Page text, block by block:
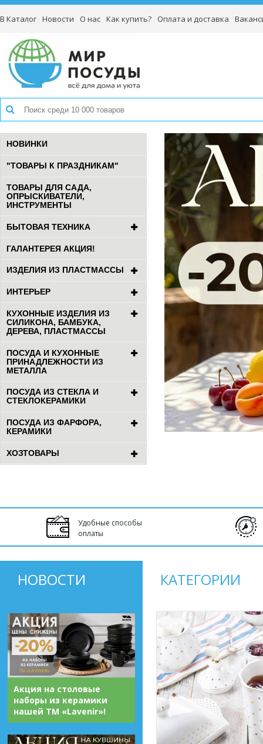
В Каталог Новости О нас Как купить? Оплата и доставка
НОВИНКИ
"ТОВАРЫ К ПРАЗДНИКАМ"
ТОВАРЫ ДЛЯ САДА,
ОПРЫСКИВАТЕЛИ,
ИНСТРУМЕНТЫ
БЫТОВАЯ ТЕХНИКА
ГАЛАНТЕРЕЯ АКЦИЯ!
ИЗДЕЛИЯ ИЗ ПЛАСТМАССЫ
ИНТЕРЬЕР
КУХОННЫЕ ИЗДЕЛИЯ ИЗ
СИЛИКОНА, БАМБУКА,
ДЕРЕВА, ПЛАСТМАССЫ
ПОСУДА И КУХОННЫЕ
ПРИНАДЛЕЖНОСТИ ИЗ
МЕТАЛЛА
ПОСУДА ИЗ СТЕКЛА И
СТЕКЛОКЕРАМИКИ
ПОСУДА ИЗ ФАРФОРА,
КЕРАМИКИ
ХОЗТОВАРЫ
Удобные способы
оплаты
НОВОСТИ
Акция на столовые
наборы из керамики
нашей ТМ «Lavenir»!
КАТЕГОРИИ